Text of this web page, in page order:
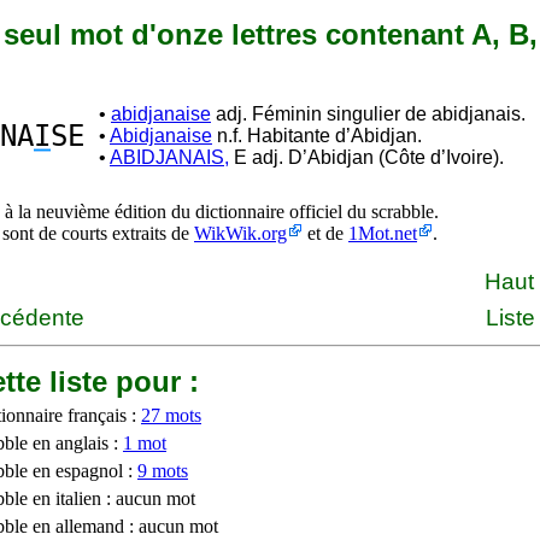
mot d'onze lettres contenant A,
ISE
• abidjanaise adj. Féminin singulier de abidjanais.
• Abidjanaise n.f. Habitante d’Abidjan.
• ABIDJANAIS, E adj. D’Abidjan (Côte d’Ivoire).
la neuvième édition du dictionnaire officiel du scrabble.
de courts extraits de WikWik.org et de 1Mot.net .
liste pour :
français : 27 mots
en anglais : 1 mot
en espagnol : 9 mots
en italien : aucun mot
en allemand : aucun mot